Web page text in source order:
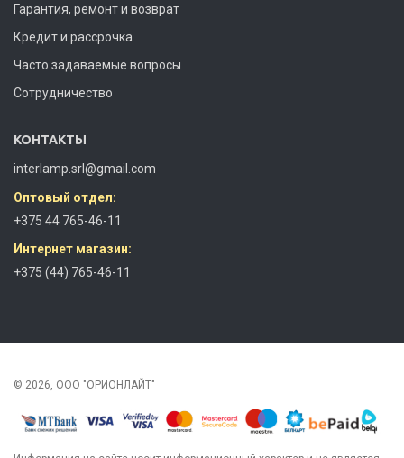
Гарантия, ремонт и возврат
Кредит и рассрочка
Часто задаваемые вопросы
Сотрудничество
КОНТАКТЫ
interlamp.srl@gmail.com
Оптовый отдел:
+375 44 765-46-11
Интернет магазин:
+375 (44) 765-46-11
© 2026, ООО "ОРИОНЛАЙТ"